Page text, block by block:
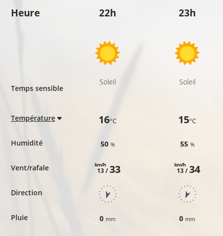
Heure
Temps sensible
Température
Humidité
Vent/rafale
Direction
Pluie
22h
Soleil
16°C
50 %
13 /
km/h 33
0 mm
23h
Soleil
15°C
55 %
13 /
km/h 34
0 mm